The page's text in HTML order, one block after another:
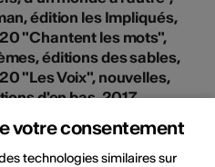
édition les Impliqués,
"Chantent les mots",
éditions des sables,
"Les Voix", nouvelles,
d'en bas, 2017
de publication: Ouvrage
votre consentement
technologies similaires sur